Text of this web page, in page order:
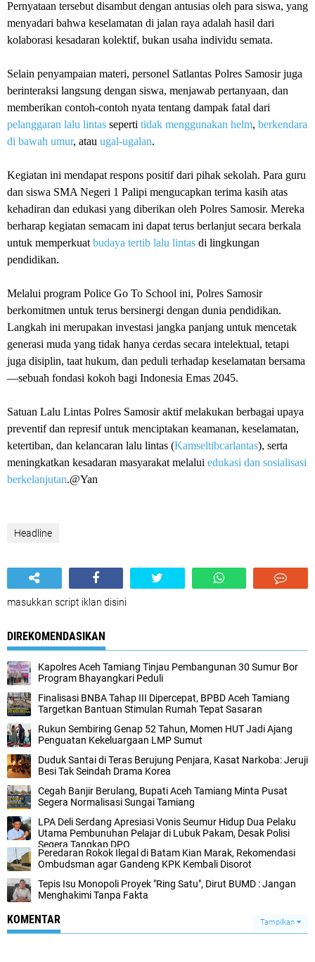
Pernyataan tersebut disambut dengan antusias oleh para siswa, yang
menyadari bahwa keselamatan di jalan raya adalah hasil dari
kolaborasi kesadaran kolektif, bukan usaha individu semata.
Selain penyampaian materi, personel Satlantas Polres Samosir juga
berinteraksi langsung dengan siswa, menjawab pertanyaan, dan
memberikan contoh-contoh nyata tentang dampak fatal dari
pelanggaran lalu lintas seperti tidak menggunakan helm, berkendara
di bawah umur, atau ugal-ugalan.
Kegiatan ini mendapat respons positif dari pihak sekolah. Para guru
dan siswa SMA Negeri 1 Palipi mengucapkan terima kasih atas
kehadiran dan edukasi yang diberikan oleh Polres Samosir. Mereka
berharap kegiatan semacam ini dapat terus berlanjut secara berkala
untuk memperkuat budaya tertib lalu lintas di lingkungan
pendidikan.
Melalui program Police Go To School ini, Polres Samosir
berkomitmen untuk terus bersinergi dengan dunia pendidikan.
Langkah ini merupakan investasi jangka panjang untuk mencetak
generasi muda yang tidak hanya cerdas secara intelektual, tetapi
juga disiplin, taat hukum, dan peduli terhadap keselamatan bersama
—sebuah fondasi kokoh bagi Indonesia Emas 2045.
Satuan Lalu Lintas Polres Samosir aktif melakukan berbagai upaya
preventif dan represif untuk menciptakan keamanan, keselamatan,
ketertiban, dan kelancaran lalu lintas (Kamseltibcarlantas), serta
meningkatkan kesadaran masyarakat melalui edukasi dan sosialisasi
berkelanjutan.@Yan
Headline
masukkan script iklan disini
DIREKOMENDASIKAN
Kapolres Aceh Tamiang Tinjau Pembangunan 30 Sumur Bor
Program Bhayangkari Peduli
Finalisasi BNBA Tahap III Dipercepat, BPBD Aceh Tamiang
Targetkan Bantuan Stimulan Rumah Tepat Sasaran
Rukun Sembiring Genap 52 Tahun, Momen HUT Jadi Ajang
Penguatan Kekeluargaan LMP Sumut
Duduk Santai di Teras Berujung Penjara, Kasat Narkoba: Jeruji
Besi Tak Seindah Drama Korea
Cegah Banjir Berulang, Bupati Aceh Tamiang Minta Pusat
Segera Normalisasi Sungai Tamiang
LPA Deli Serdang Apresiasi Vonis Seumur Hidup Dua Pelaku
Utama Pembunuhan Pelajar di Lubuk Pakam, Desak Polisi
Segera Tangkap DPO
Peredaran Rokok Ilegal di Batam Kian Marak, Rekomendasi
Ombudsman agar Gandeng KPK Kembali Disorot
Tepis Isu Monopoli Proyek "Ring Satu", Dirut BUMD : Jangan
Menghakimi Tanpa Fakta
KOMENTAR Tampilkan